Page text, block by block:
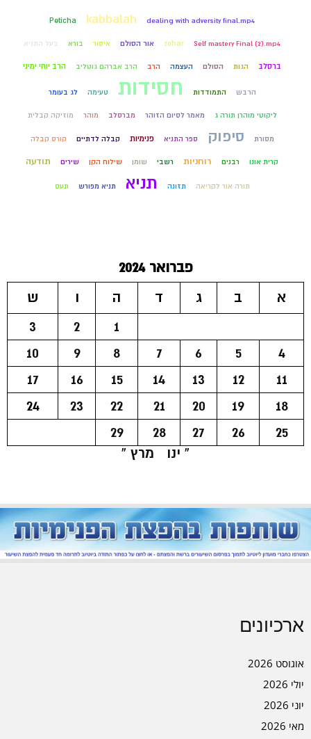
dealing with adversity final.mp4
kabbalah
Peticha
Self mastery Final (2).mp4
zohar אור הסולם איסור בורא בעל התניא
ברסלב הגות הסולם העצמה הרב הרב אברהם גוטליב הרב יוחי ימיני
הרבש התמודדות חסידות טעימה לג בעומר
ליקוטי מוהרן תורה ג מאמר לסיום הזוהר מברסלב מוהר מוזיקה קבלית
מסורת סיפוק ספר התניא פנימיות קבלה לדתיים קורס קבלה
קרית אונו רבנים רוחניות רשבי שומן שילוח הקן שירים תודעה
תורה אור לקריאה תזונה תניא תניא מפורש תעס
פברואר 2024
א
ב ג ד ה ו
ש
1
2
3
4
5
6
7
8
9
10
11
12
13
14
15
16
17
18
19
20
21
22
23
24
25
26
27
28
29
« ינו
מרץ »
ארכיונים
אוגוסט 2026
יולי 2026
יוני 2026
מאי 2026